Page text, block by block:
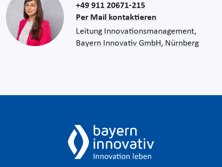
+49 911 20671-215
Per Mail kontaktieren
Leitung Innovationsmanagement,
Bayern Innovativ GmbH, Nürnberg